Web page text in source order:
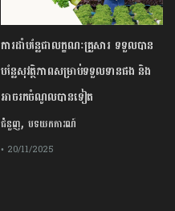
ការដាំបន្លែជាលក្ខណៈគ្រួសារ ទទួលបាន
បន្លែសុវត្ថិភាពសម្រាប់ទទួលទានផង និង
អាចរកចំណូលបានទៀត
ជំនួញ,បទយកការណ៍
• 20/11/2025